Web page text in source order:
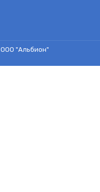
ООО "Альбион"